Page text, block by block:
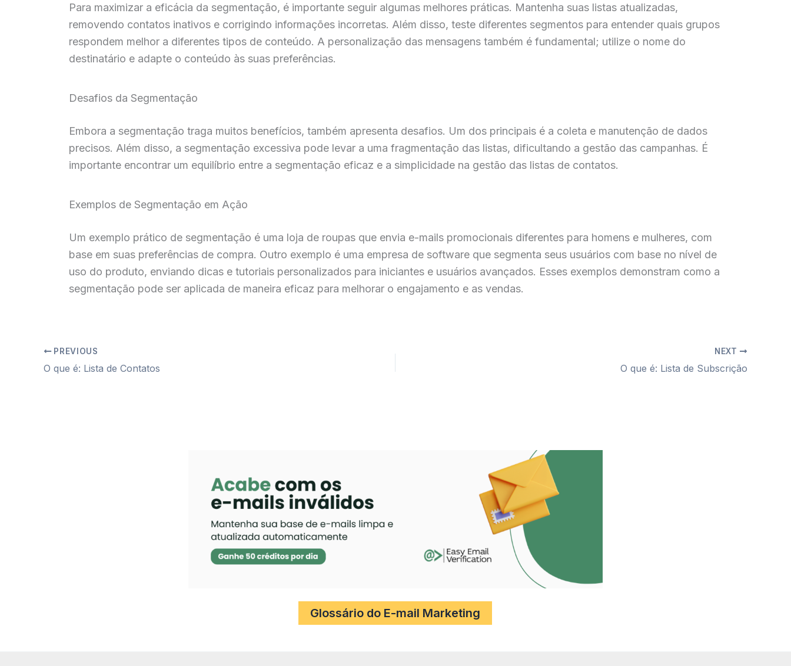
Para maximizar a eficácia da segmentação, é importante seguir algumas melhores práticas. Mantenha suas listas atualizadas,
removendo contatos inativos e corrigindo informações incorretas. Além disso, teste diferentes segmentos para entender quais grupos
respondem melhor a diferentes tipos de conteúdo. A personalização das mensagens também é fundamental; utilize o nome do
destinatário e adapte o conteúdo às suas preferências.
Desafios da Segmentação
Embora a segmentação traga muitos benefícios, também apresenta desafios. Um dos principais é a coleta e manutenção de dados
precisos. Além disso, a segmentação excessiva pode levar a uma fragmentação das listas, dificultando a gestão das campanhas. É
importante encontrar um equilíbrio entre a segmentação eficaz e a simplicidade na gestão das listas de contatos.
Exemplos de Segmentação em Ação
Um exemplo prático de segmentação é uma loja de roupas que envia e-mails promocionais diferentes para homens e mulheres, com
base em suas preferências de compra. Outro exemplo é uma empresa de software que segmenta seus usuários com base no nível de
uso do produto, enviando dicas e tutoriais personalizados para iniciantes e usuários avançados. Esses exemplos demonstram como a
segmentação pode ser aplicada de maneira eficaz para melhorar o engajamento e as vendas.
PREVIOUS
O que é: Lista de Contatos
NEXT
O que é: Lista de Subscrição
Glossário do E-mail Marketing